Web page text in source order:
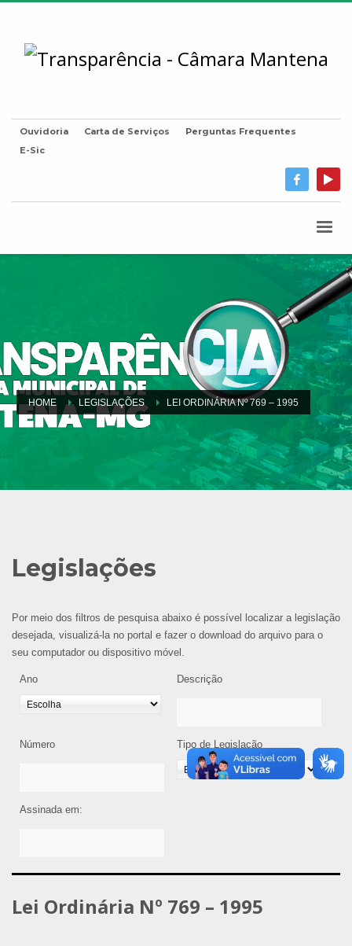
Ouvidoria Carta de Serviços
Perguntas Frequentes
E-Sic
HOME LEGISLAÇÕES LEI ORDINÁRIA Nº 769 – 1995
Legislações
Por meio dos filtros de pesquisa abaixo é possível localizar a legislação
desejada, visualizá-la no portal e fazer o download do arquivo para o
seu computador ou dispositivo móvel.
Ano Descrição
Número Tipo de Legislação
Assinada em:
Lei Ordinária Nº 769 – 1995